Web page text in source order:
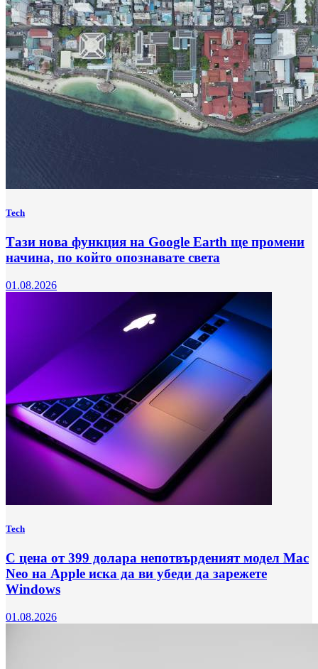
Tech
Тази нова функция на Google Earth ще промени
начина, по който опознавате света
01.08.2026
Tech
С цена от 399 долара непотвърденият модел Mac
Neo на Apple иска да ви убеди да зарежете
Windows
01.08.2026